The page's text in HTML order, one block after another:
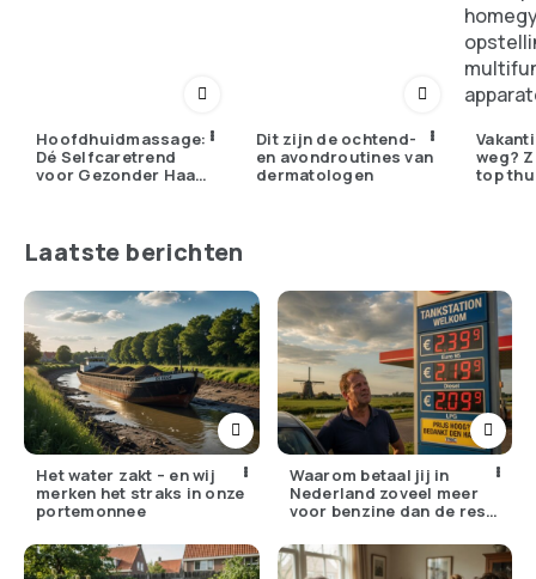
Hoofdhuidmassage:
Dé Selfcaretrend
voor Gezonder Haar
Dit zijn de ochtend-
en avondroutines van
dermatologen
weg?
top
Laatste berichten
Het water zakt – en wij
merken het straks in onze
portemonnee
Waarom betaal jij in
Nederland zoveel meer
voor benzine dan de rest